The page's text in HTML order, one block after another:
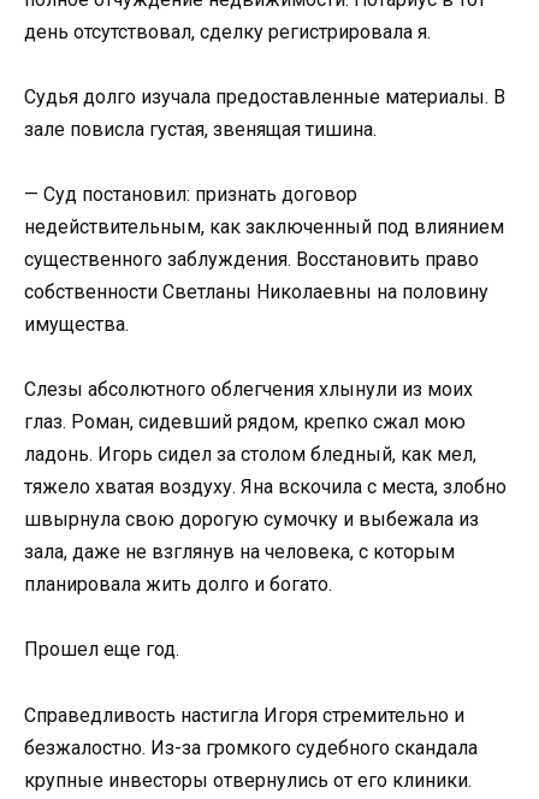
день отсутствовал, сделку регистрировала я.
Судья долго изучала предоставленные материалы. В
зале повисла густая, звенящая тишина.
— Суд постановил: признать договор
недействительным, как заключенный под влиянием
существенного заблуждения. Восстановить право
собственности Светланы Николаевны на половину
имущества.
Слезы абсолютного облегчения хлынули из моих
глаз. Роман, сидевший рядом, крепко сжал мою
ладонь. Игорь сидел за столом бледный, как мел,
тяжело хватая воздуху. Яна вскочила с места, злобно
швырнула свою дорогую сумочку и выбежала из
зала, даже не взглянув на человека, с которым
планировала жить долго и богато.
Прошел еще год.
Справедливость настигла Игоря стремительно и
безжалостно. Из-за громкого судебного скандала
крупные инвесторы отвернулись от его клиники.